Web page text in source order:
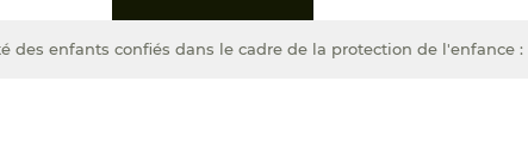
des enfants confiés dans le cadre de la protection de l'enfance